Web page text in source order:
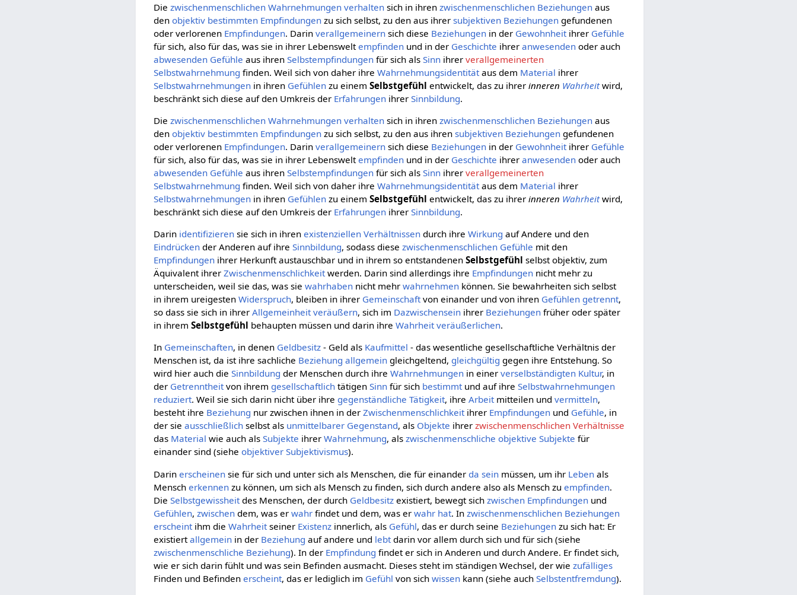
Diezwischenmenschlichen Wahrnehmungen verhalten sich in ihrenzwischenmenschlichen Beziehungen aus
denobjektiv bestimmten Empfindungen zu sich selbst, zu den aus ihrersubjektiven Beziehungen gefundenen
oder verlorenen Empfindungen. Darinverallgemeinern sich diese Beziehungen in der Gewohnheit ihrer Gefühle
für sich, also für das, was sie in ihrer Lebensweltempfinden und in der Geschichte ihreranwesenden oder auch
abwesenden Gefühle aus ihrenSelbstempfindungen für sich alsSinn ihrerverallgemeinerten
Selbstwahrnehmung finden. Weil sich von daher ihreWahrnehmungsidentität aus dem Material ihrer
Selbstwahrnehmungen in ihren Gefühlen zu einemSelbstgefühl entwickelt, das zu ihrerinneren Wahrheitwird,
beschränkt sich diese auf den Umkreis der Erfahrungen ihrerSinnbildung.
Diezwischenmenschlichen Wahrnehmungen verhalten sich in ihrenzwischenmenschlichen Beziehungen aus
denobjektiv bestimmten Empfindungen zu sich selbst, zu den aus ihrensubjektiven Beziehungen gefundenen
oder verlorenen Empfindungen. Darinverallgemeinern sich diese Beziehungen in der Gewohnheitihrer Gefühle
für sich, also für das, was sie in ihrer Lebensweltempfinden und in der Geschichte ihreranwesenden oder auch
abwesenden Gefühle aus ihrenSelbstempfindungen für sich alsSinn ihrerverallgemeinerten
Selbstwahrnehmung finden. Weil sich von daher ihreWahrnehmungsidentitätaus dem Material ihrer
Selbstwahrnehmungen in ihren Gefühlen zu einemSelbstgefühl entwickelt, das zu ihrerinneren Wahrheitwird,
beschränkt sich diese auf den Umkreis der Erfahrungen ihrerSinnbildung.
Darin identifizieren sie sich in ihrenexistenziellen Verhältnissen durch ihreWirkung auf Andere und den
Eindrücken der Anderen auf ihreSinnbildung, sodass diesezwischenmenschlichen Gefühle mit den
Empfindungen ihrer Herkunft austauschbar und in ihrem so entstandenenSelbstgefühl selbst objektiv, zum
Äquivalent ihrerZwischenmenschlichkeitwerden. Darin sind allerdings ihre Empfindungen nicht mehr zu
unterscheiden, weil sie das, was siewahrhaben nicht mehrwahrnehmen können. Sie bewahrheiten sich selbst
in ihrem ureigestenWiderspruch, bleiben in ihrer Gemeinschaftvon einander und von ihren Gefühlen getrennt,
so dass sie sich in ihrerAllgemeinheit veräußern, sich im Dazwischensein ihrer Beziehungen früher oder später
in ihremSelbstgefühl behaupten müssen und darin ihreWahrheit veräußerlichen.
In Gemeinschaften, in denen Geldbesitz - Geld als Kaufmittel - das wesentliche gesellschaftliche Verhältnis der
Menschen ist, da ist ihre sachliche Beziehung allgemein gleichgeltend, gleichgültig gegen ihre Entstehung. So
wird hier auch dieSinnbildung der Menschen durch ihreWahrnehmungen in einerverselbständigten Kultur, in
der Getrenntheitvon ihrem gesellschaftlich tätigenSinn für sich bestimmtund auf ihreSelbstwahrnehmungen
reduziert. Weil sie sich darin nicht über ihre gegenständliche Tätigkeit, ihreArbeitmitteilen undvermitteln,
besteht ihre Beziehung nur zwischen ihnen in derZwischenmenschlichkeitihrer Empfindungen und Gefühle, in
der sieausschließlich selbst als unmittelbarer Gegenstand, als Objekte ihrerzwischenmenschlichen Verhältnisse
das Material wie auch alsSubjekte ihrerWahrnehmung, alszwischenmenschliche objektive Subjekte für
einander sind (sieheobjektiver Subjektivismus).
Darinerscheinen sie für sich und unter sich als Menschen, die für einander da sein müssen, um ihr Leben als
Menscherkennen zu können, um sich als Mensch zu finden, sich durch andere also als Mensch zuempfinden.
DieSelbstgewissheit des Menschen, der durch Geldbesitz existiert, bewegt sichzwischen Empfindungen und
Gefühlen,zwischen dem, was erwahr findet und dem, was erwahr hat. Inzwischenmenschlichen Beziehungen
erscheint ihm dieWahrheit seiner Existenz innerlich, als Gefühl, das er durch seine Beziehungen zu sich hat: Er
existiertallgemein in der Beziehung auf andere und lebt darin vor allem durch sich und für sich (siehe
zwischenmenschliche Beziehung). In der Empfindung findet er sich in Anderen und durch Andere. Er findet sich,
wie er sich darin fühlt und was sein Befinden ausmacht. Dieses steht im ständigen Wechsel, der wiezufälliges
Finden und Befindenerscheint, das er lediglich im Gefühl von sichwissen kann (siehe auchSelbstentfremdung).